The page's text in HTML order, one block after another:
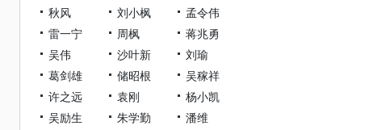
秋风
刘小枫
孟令伟
雷一宁
周枫
蒋兆勇
吴伟
沙叶新
刘瑜
葛剑雄
储昭根
吴稼祥
许之远
袁刚
杨小凯
吴励生
朱学勤
潘维